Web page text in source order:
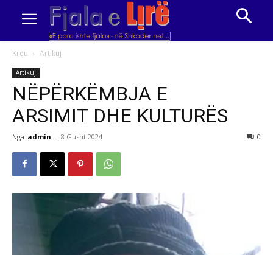
Kreu Artikuj
Artikuj
NËPËRKËMBJA E
ARSIMIT DHE KULTURËS
Nga admin - 8 Gusht 2024 0